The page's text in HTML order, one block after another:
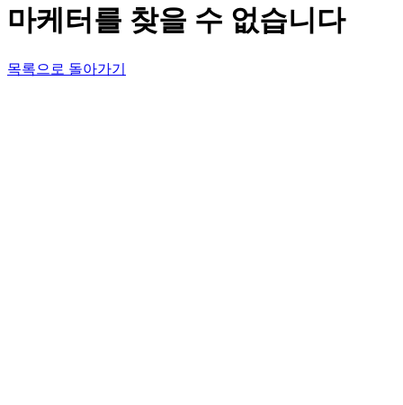
마케터를 찾을 수 없습니다
목록으로 돌아가기